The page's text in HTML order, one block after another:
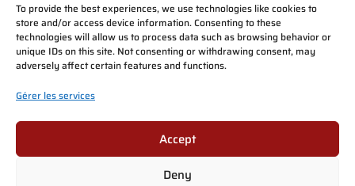
To provide the best experiences, we use technologies like cookies to
store and/or access device information. Consenting to these
technologies will allow us to process data such as browsing behavior or
unique IDs on this site. Not consenting or withdrawing consent, may
adversely affect certain features and functions.
Gérer les services
Accept
Deny